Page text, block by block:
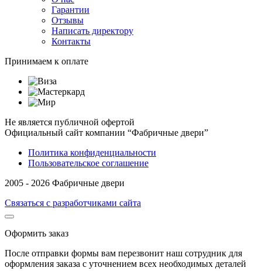
Гарантии
Отзывы
Написать директору
Контакты
Принимаем к оплате
Не является публичной офертой
Официальный сайт компании “Фабричные двери”
Политика конфиденциальности
Пользовательское соглашение
2005 - 2026 Фабричные двери
Связаться с разработчиками сайта
Оформить заказ
После отправки формы вам перезвонит наш сотрудник для
оформления заказа с уточнением всех необходимых деталей